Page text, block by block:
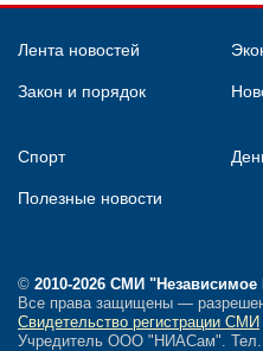
Лента новостей
Закон и порядок
Спорт
Полезные новости
© 2010-2026 СМИ "Независимое
Все права защищены —
Свидетельство регистрации СМИ
Учредитель ООО "НИАСам".